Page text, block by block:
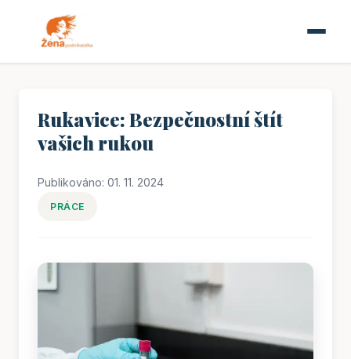
Rukavice: Bezpečnostní štít
vašich rukou
Publikováno: 01. 11. 2024
PRÁCE